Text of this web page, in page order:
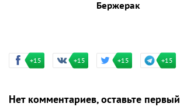
Бержерак
+15 +15 +15 +15
Нет комментариев, оставьте первый